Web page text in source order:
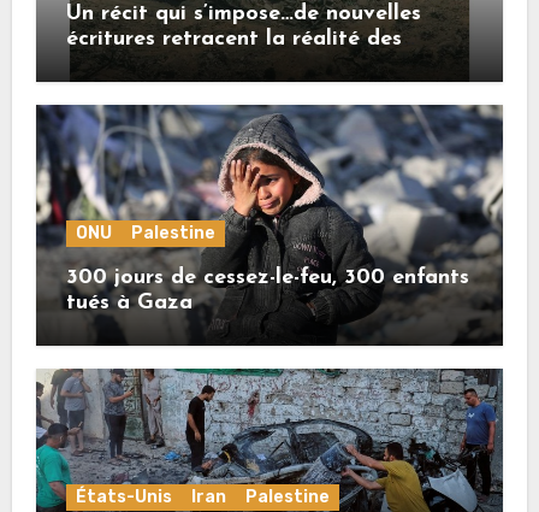
Un récit qui s’impose…de nouvelles
écritures retracent la réalité des
crimes sionistes à Gaza
ONU Palestine
300 jours de cessez-le-feu, 300 enfants
tués à Gaza
États-Unis Iran Palestine